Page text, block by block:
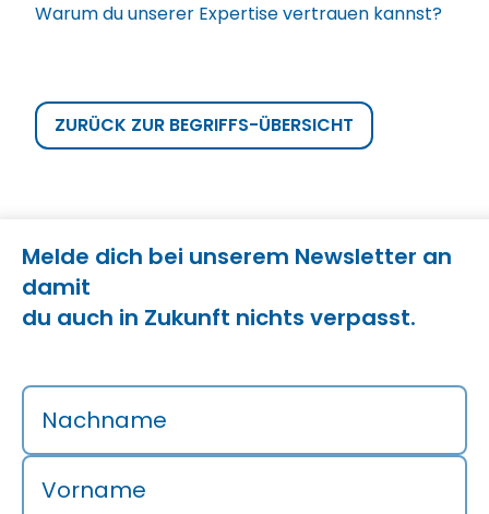
Warum du unserer Expertise vertrauen kannst?
ZURÜCK ZUR BEGRIFFS-ÜBERSICHT
Melde dich bei unserem Newsletter an
damit
du auch in Zukunft nichts verpasst.
Nachname
Vorname